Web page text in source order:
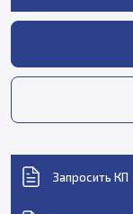
Запросить КП